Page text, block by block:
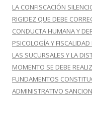
LA CONFISCACIÓN
RIGIDEZ QUE DEBE
CONDUCTA HUMANA Y
PSICOLOGÍA Y
LAS SUCURSALES Y LA
MOMENTO SE DEBE
FUNDAMENTOS
ADMINISTRATIVO